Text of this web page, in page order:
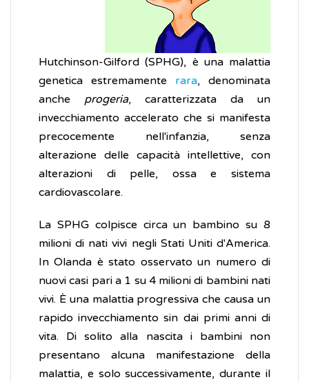
Hutchinson-Gilford (SPHG), è una malattia
genetica estremamente rara, denominata
anche progeria, caratterizzata da un
invecchiamento accelerato che si manifesta
precocemente nell'infanzia, senza
alterazione delle capacità intellettive, con
alterazioni di pelle, ossa e sistema
cardiovascolare.
La SPHG colpisce circa un bambino su 8
milioni di nati vivi negli Stati Uniti d'America.
In Olanda è stato osservato un numero di
nuovi casi pari a 1 su 4 milioni di bambini nati
vivi. È una malattia progressiva che causa un
rapido invecchiamento sin dai primi anni di
vita. Di solito alla nascita i bambini non
presentano alcuna manifestazione della
malattia, e solo successivamente, durante il